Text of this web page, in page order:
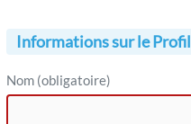
Informations sur le Profil
Nom (obligatoire)